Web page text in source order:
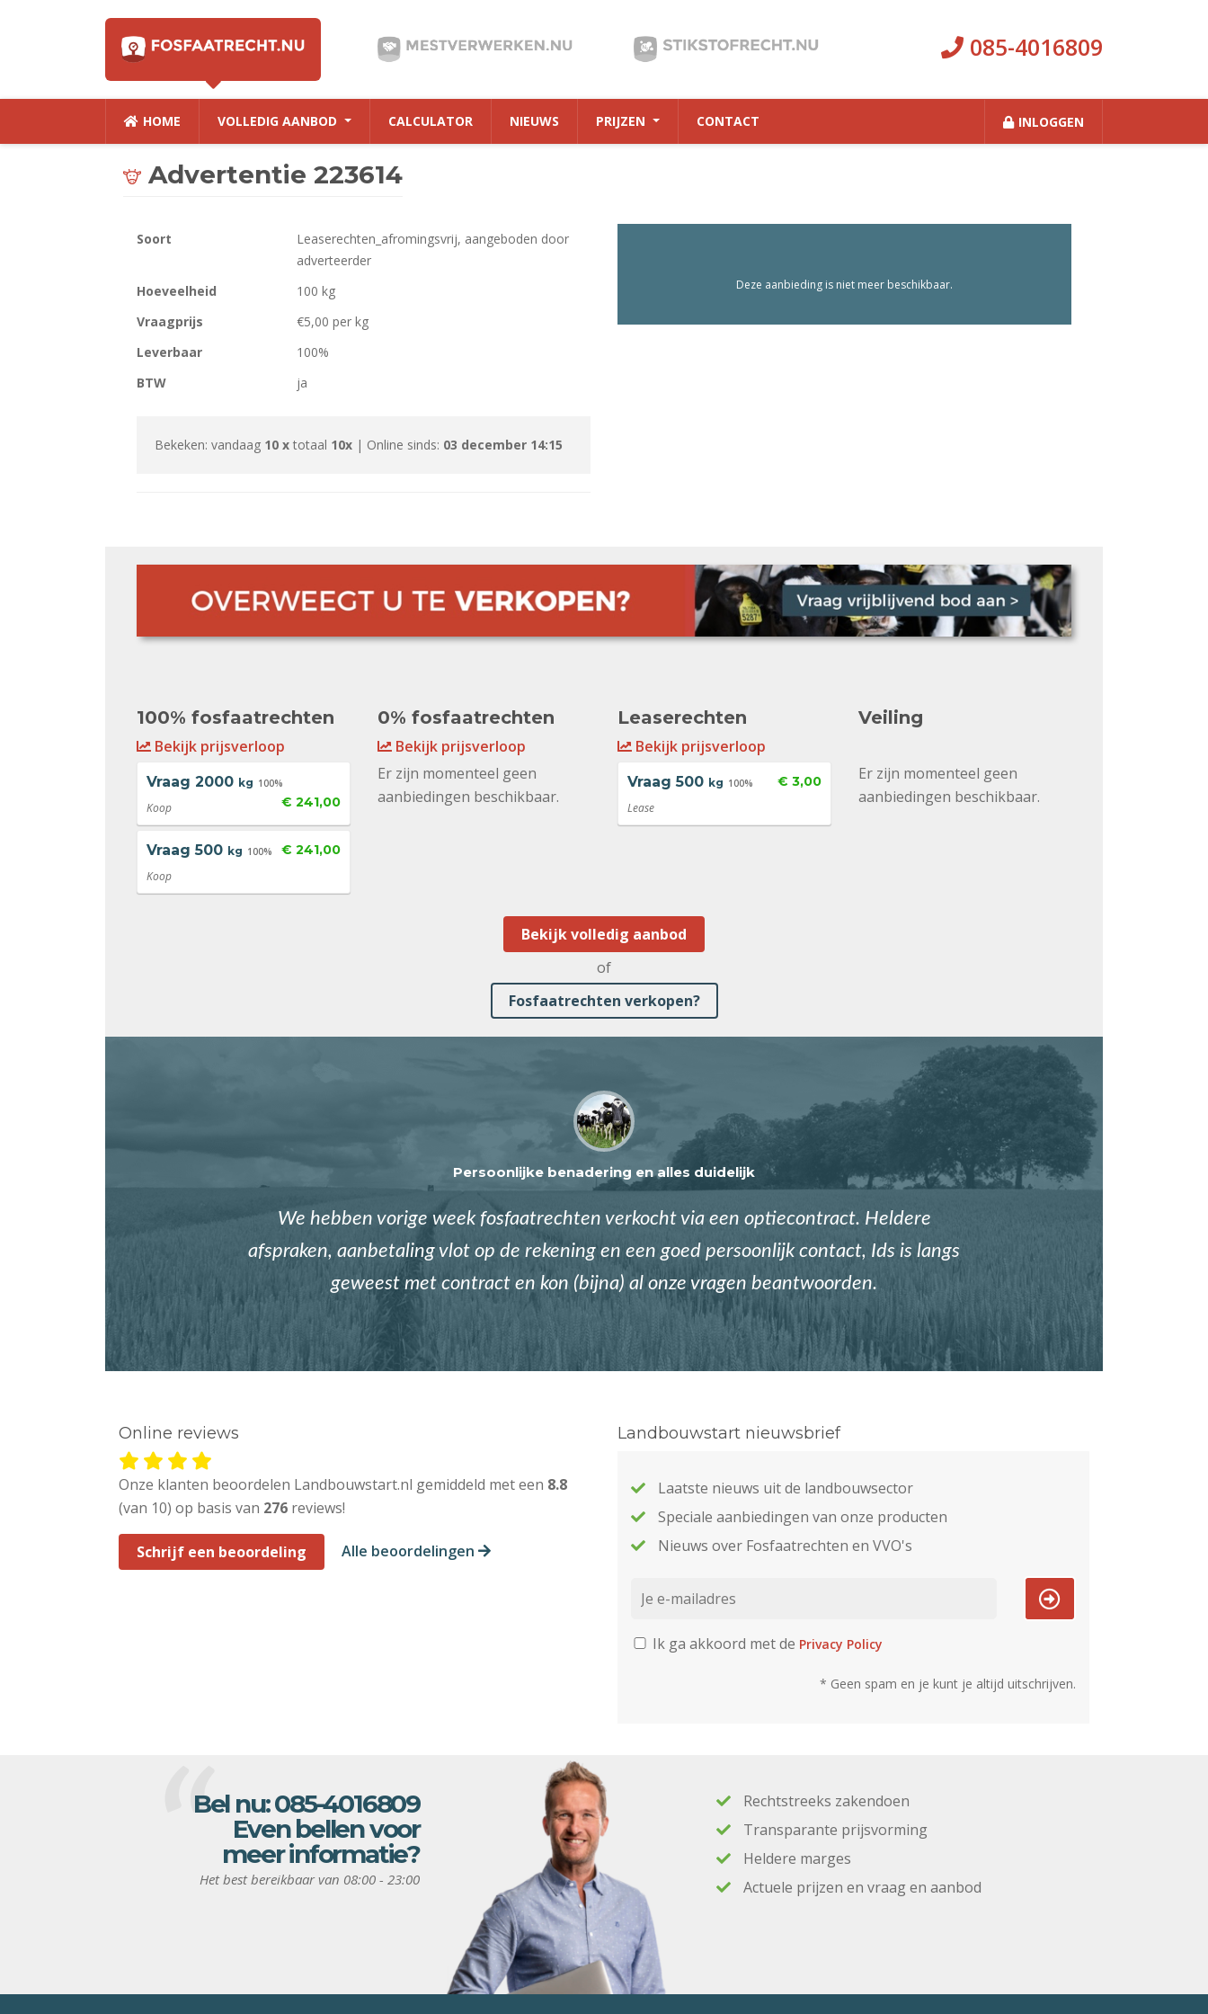
085-4016809
HOME VOLLEDIG AANBOD CALCULATOR NIEUWS PRIJZEN CONTACT INLOGGEN
Advertentie 223614
Soort
Leaserechten_afromingsvrij, aangeboden door
adverteerder
Hoeveelheid
100 kg
Vraagprijs
€5,00 per kg
Leverbaar
100%
BTW
ja
Bekeken: vandaag 10 x totaal 10x | Online sinds: 03 december 14:15
Deze aanbieding is niet meer beschikbaar.
100% fosfaatrechten
Bekijk prijsverloop
Vraag 2000 kg 100%
€ 241,00
Koop
Vraag 500 kg 100% € 241,00
Koop
0% fosfaatrechten
Bekijk prijsverloop
Er zijn momenteel geen
aanbiedingen beschikbaar.
Leaserechten
Bekijk prijsverloop
Vraag 500 kg 100% € 3,00
Lease
Veiling
Er zijn momenteel geen
aanbiedingen beschikbaar.
Bekijk volledig aanbod
of
Fosfaatrechten verkopen?
Persoonlijke benadering en alles duidelijk
We hebben vorige week fosfaatrechten verkocht via een optiecontract. Heldere
afspraken, aanbetaling vlot op de rekening en een goed persoonlijk contact, Ids is langs
geweest met contract en kon (bijna) al onze vragen beantwoorden.
Online reviews
Onze klanten beoordelen Landbouwstart.nl gemiddeld met een 8.8
(van 10) op basis van 276 reviews!
Schrijf een beoordeling Alle beoordelingen
Landbouwstart nieuwsbrief
Laatste nieuws uit de landbouwsector
Speciale aanbiedingen van onze producten
Nieuws over Fosfaatrechten en VVO's
Ik ga akkoord met de Privacy Policy
* Geen spam en je kunt je altijd uitschrijven.
Bel nu:085-4016809
Even bellen voor
meer informatie?
Het best bereikbaar van 08:00 - 23:00
Rechtstreeks zakendoen
Transparante prijsvorming
Heldere marges
Actuele prijzen en vraag en aanbod